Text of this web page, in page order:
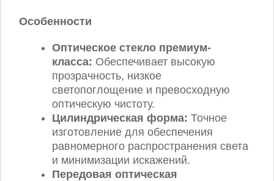
Особенности
Оптическое стекло премиум-
класса: Обеспечивает высокую
прозрачность, низкое
светопоглощение и превосходную
оптическую чистоту.
Цилиндрическая форма: Точное
изготовление для обеспечения
равномерного распространения света
и минимизации искажений.
Передовая оптическая